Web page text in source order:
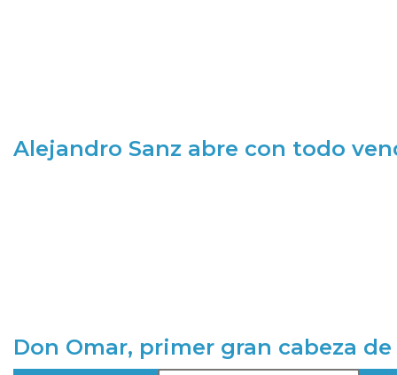
Alejandro Sanz abre con todo
Don Omar, primer gran cabeza